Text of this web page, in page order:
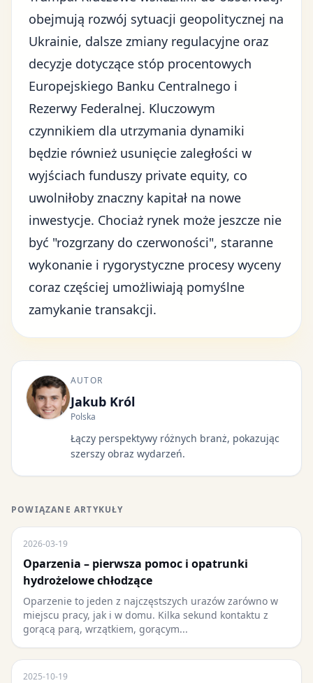
obejmują rozwój sytuacji geopolitycznej na
Ukrainie, dalsze zmiany regulacyjne oraz
decyzje dotyczące stóp procentowych
Europejskiego Banku Centralnego i
Rezerwy Federalnej. Kluczowym
czynnikiem dla utrzymania dynamiki
będzie również usunięcie zaległości w
wyjściach funduszy private equity, co
uwolniłoby znaczny kapitał na nowe
inwestycje. Chociaż rynek może jeszcze nie
być "rozgrzany do czerwoności", staranne
wykonanie i rygorystyczne procesy wyceny
coraz częściej umożliwiają pomyślne
zamykanie transakcji.
AUTOR
Jakub Król
Polska
Łączy perspektywy różnych branż, pokazując
szerszy obraz wydarzeń.
POWIĄZANE ARTYKUŁY
2026-03-19
Oparzenia – pierwsza pomoc i opatrunki
hydrożelowe chłodzące
Oparzenie to jeden z najczęstszych urazów zarówno w
miejscu pracy, jak i w domu. Kilka sekund kontaktu z
gorącą parą, wrzątkiem, gorącym...
2025-10-19